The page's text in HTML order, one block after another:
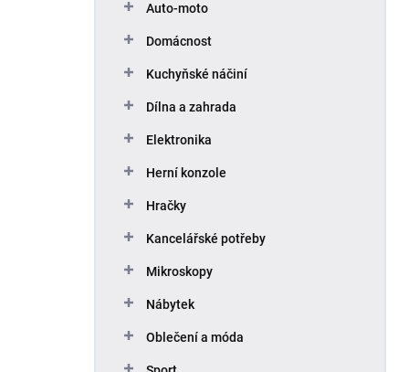
Auto-moto
Domácnost
Kuchyňské náčiní
Dílna a zahrada
Elektronika
Herní konzole
Hračky
Kancelářské potřeby
Mikroskopy
Nábytek
Oblečení a móda